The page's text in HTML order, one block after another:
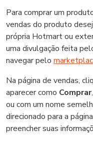
Para comprar um
vendas do produto
própria Hotmart ou
uma divulgação feita
navegar pelo
Na página de vendas,
aparecer como Comprar,
ou com um nome
direcionado para a
preencher suas